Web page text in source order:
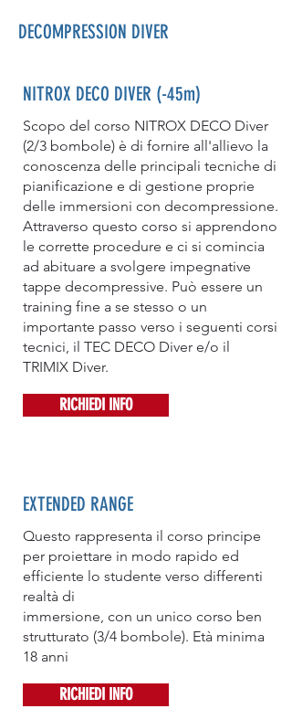
DECOMPRESSION DIVER
NITROX DECO DIVER (-45m)
Scopo del corso NITROX DECO Diver
(2/3 bombole) è di fornire all'allievo la
conoscenza delle principali tecniche di
pianificazione e di gestione proprie
delle immersioni con decompressione.
Attraverso questo corso si apprendono
le corrette procedure e ci si comincia
ad abituare a svolgere impegnative
tappe decompressive. Può essere un
training fine a se stesso o un
importante passo verso i seguenti corsi
tecnici, il TEC DECO Diver e/o il
TRIMIX Diver.
RICHIEDI INFO
EXTENDED RANGE
Questo rappresenta il corso principe
per proiettare in modo rapido ed
efficiente lo studente verso differenti
realtà di
immersione, con un unico corso ben
strutturato (3/4 bombole). Età minima
18 anni
RICHIEDI INFO